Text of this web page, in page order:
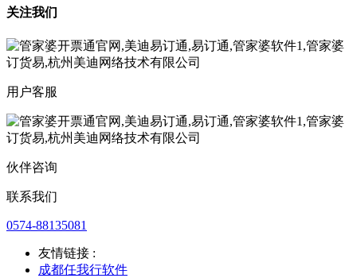
关注我们
用户客服
伙伴咨询
联系我们
0574-88135081
友情链接 :
成都任我行软件